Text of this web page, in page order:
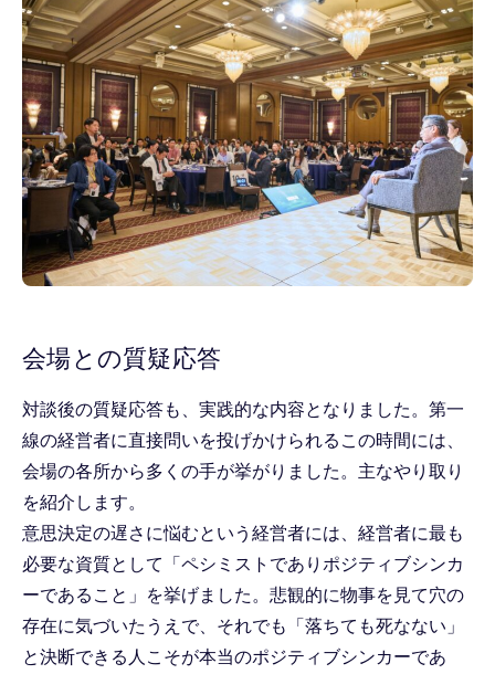
会場との質疑応答
対談後の質疑応答も、実践的な内容となりました。第一
線の経営者に直接問いを投げかけられるこの時間には、
会場の各所から多くの手が挙がりました。主なやり取り
を紹介します。
意思決定の遅さに悩むという経営者には、経営者に最も
必要な資質として「ペシミストでありポジティブシンカ
ーであること」を挙げました。悲観的に物事を見て穴の
存在に気づいたうえで、それでも「落ちても死なない」
と決断できる人こそが本当のポジティブシンカーであ